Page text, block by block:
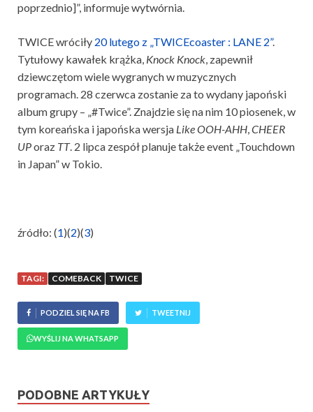
poprzednio]”, informuje wytwórnia.
TWICE wróciły 20 lutego z „TWICEcoaster : LANE 2”.
Tytułowy kawałek krążka, Knock Knock, zapewnił
dziewczętom wiele wygranych w muzycznych
programach. 28 czerwca zostanie za to wydany japoński
album grupy – „#Twice”. Znajdzie się na nim 10 piosenek, w
tym koreańska i japońska wersja Like OOH-AHH,CHEER
UPoraz TT. 2 lipca zespół planuje także event „Touchdown
in Japan” w Tokio.
źródło: (1)(2)(3)
TAGI: COMEBACK TWICE
PODZIEL SIĘ NA FB TWEETNIJ
WYŚLIJ NA WHATSAPP
PODOBNE ARTYKUŁY